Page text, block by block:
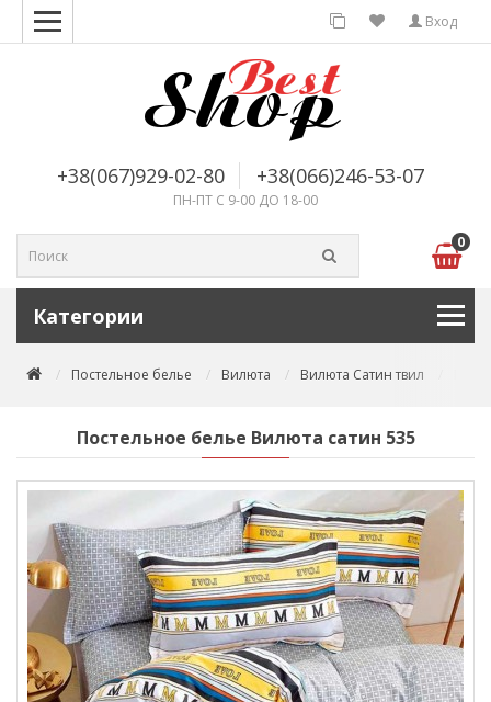
Вход
+38(067)929-02-80 +38(066)246-53-07
ПН-ПТ С 9-00 ДО 18-00
0
Категории
Постельное белье Вилюта Вилюта Сатин твил
Постельное белье Вилюта сатин 535